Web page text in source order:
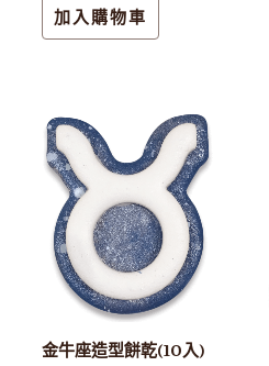
加入購物車
金牛座造型餅乾(10入)